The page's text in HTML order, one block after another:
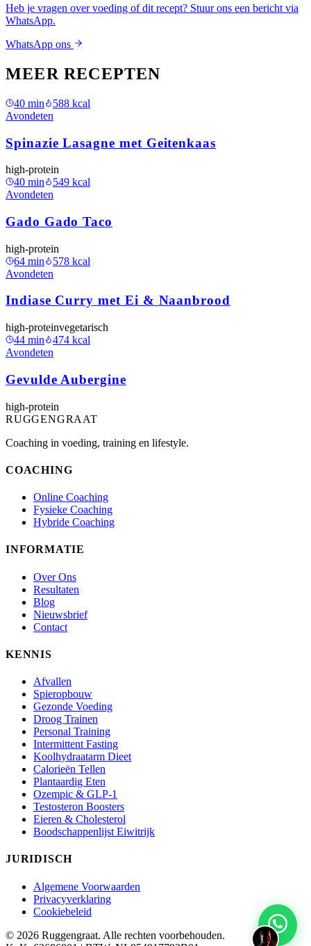
Heb je vragen over voeding of dit recept? Stuur ons een bericht via
WhatsApp.
WhatsApp ons
MEER RECEPTEN
40 min 588 kcal
Avondeten
Spinazie Lasagne met Geitenkaas
high-protein
40 min 549 kcal
Avondeten
Gado Gado Taco
high-protein
64 min 578 kcal
Avondeten
Indiase Curry met Ei & Naanbrood
high-proteinvegetarisch
44 min 474 kcal
Avondeten
Gevulde Aubergine
high-protein
RUGGENGRAAT
Coaching in voeding, training en lifestyle.
COACHING
Online Coaching
Fysieke Coaching
Hybride Coaching
INFORMATIE
Over Ons
Resultaten
Blog
Nieuwsbrief
Contact
KENNIS
Afvallen
Spieropbouw
Gezonde Voeding
Droog Trainen
Personal Training
Intermittent Fasting
Koolhydraatarm Dieet
Calorieën Tellen
Plantaardig Eten
Ozempic & GLP-1
Testosteron Boosters
Eieren & Cholesterol
Boodschappenlijst Eiwitrijk
JURIDISCH
Algemene Voorwaarden
Privacyverklaring
Cookiebeleid
© 2026 Ruggengraat. Alle rechten voorbehouden.